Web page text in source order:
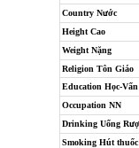
Country Nước
Height Cao
Weight Nặng
Religion Tôn Giáo
Education Học-Vấn
Occupation NN
Drinking Uống
Smoking Hút thuốc